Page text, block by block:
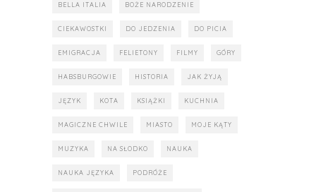
BELLA ITALIA BOŻE NARODZENIE
CIEKAWOSTKI DO JEDZENIA DO PICIA
EMIGRACJA FELIETONY FILMY GÓRY
HABSBURGOWIE HISTORIA JAK ŻYJĄ
JĘZYK KOTA KSIĄŻKI KUCHNIA
MAGICZNE CHWILE MIASTO MOJE KĄTY
MUZYKA NA SŁODKO NAUKA
NAUKA JĘZYKA PODRÓŻE